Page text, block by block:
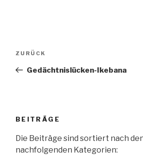
Vorheriger
ZURÜCK
Gedächtnislücken-Ikebana
BEITRÄGE
Die Beiträge sind sortiert nach
nachfolgenden Kategorien: